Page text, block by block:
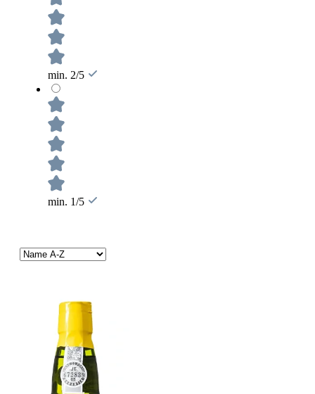
min. 2/5
min. 1/5